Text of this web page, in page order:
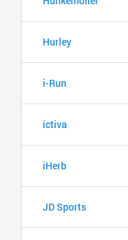
Hurley
i-Run
ictiva
iHerb
JD Sports